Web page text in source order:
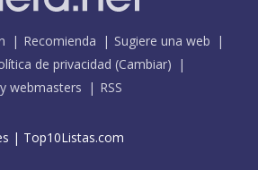
Recomienda
Sugiere una web
de privacidad (Cambiar)
webmasters RSS
| Top10Listas.com